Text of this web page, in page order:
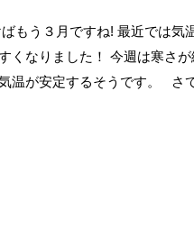
もう３月ですね! 最近では気
くなりました！ 今週は寒さが
温が安定するそうです。 さ